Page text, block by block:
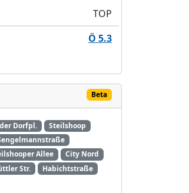
TOP
Ö 5.3
Beta
Dorfpl.
Steilshoop
Allee
City Nord
Str.
Habichtstraße